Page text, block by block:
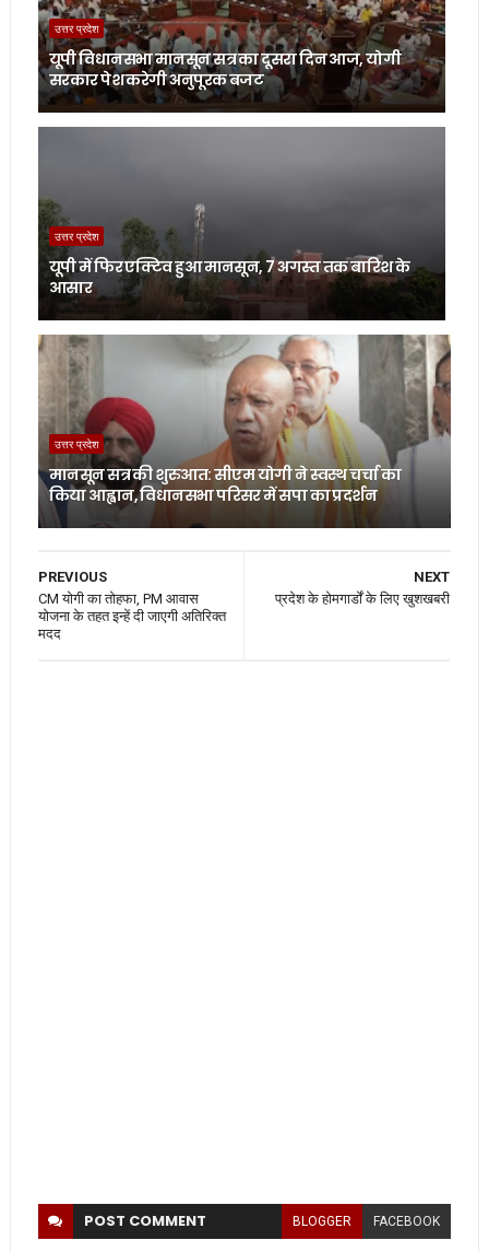
उत्तर प्रदेश
यूपी विधानसभा मानसून सत्र का दूसरा दिन आज, योगी
सरकार पेश करेगी अनुपूरक बजट
उत्तर प्रदेश
यूपी में फिर एक्टिव हुआ मानसून, 7 अगस्त तक बारिश के
आसार
उत्तर प्रदेश
मानसून सत्र की शुरुआत: सीएम योगी ने स्वस्थ चर्चा का
किया आह्वान, विधानसभा परिसर में सपा का प्रदर्शन
NEXT
प्रदेश के होमगार्डों के लिए खुशखबरी
PREVIOUS
CM योगी का तोहफा, PM आवास
योजना के तहत इन्हें दी जाएगी अतिरिक्त
मदद
POST COMMENT BLOGGER FACEBOOK